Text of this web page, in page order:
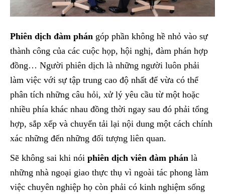
Phiên dịch đàm phán góp phần không hề nhỏ vào sự
thành công của các cuộc họp, hội nghị, đàm phán hợp
đồng… Người phiên dịch là những người luôn phải
làm việc với sự tập trung cao độ nhất để vừa có thể
phân tích những câu hỏi, xử lý yêu cầu từ một hoặc
nhiều phía khác nhau đồng thời ngay sau đó phải tổng
hợp, sắp xếp và chuyển tải lại nội dung một cách chính
xác những đến những đối tượng liên quan.
Sẽ không sai khi nói phiên dịch viên đàm phán là
những nhà ngoại giao thực thụ vì ngoài tác phong làm
việc chuyên nghiệp họ còn phải có kinh nghiệm sống